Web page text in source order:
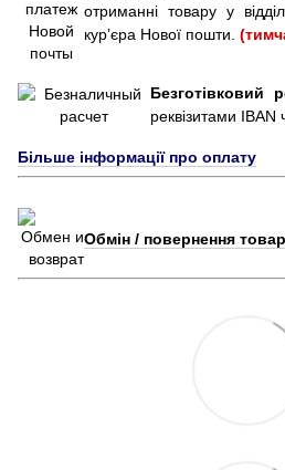
отриманні товару у
курʼєра Нової пошти.
Безготівковий
реквізитами IBAN
Більше інформації про оплату
Обмін / повернення